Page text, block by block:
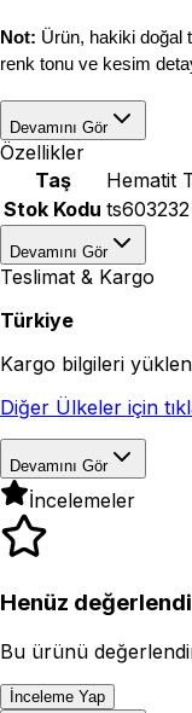
Not: Ürün, hakiki doğal
renk tonu ve kesim
Devamını Gör
Özellikler
Taş
Hematit
Stok Kodu ts603232
Devamını Gör
Teslimat & Kargo
Türkiye
Kargo bilgileri
Diğer Ülkeler için
Devamını Gör
İncelemeler
Henüz
Bu ürünü
İnceleme Yap